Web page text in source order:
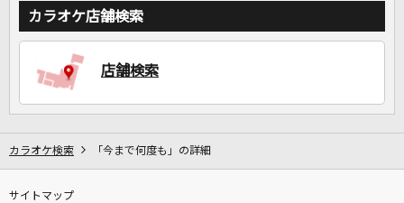
カラオケ店舗検索
店舗検索
カラオケ検索 「今まで何度も」の詳細
サイトマップ